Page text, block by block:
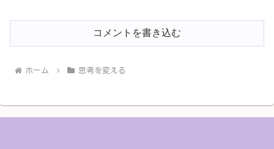
コメントを書き込む
ホーム 思考を変える